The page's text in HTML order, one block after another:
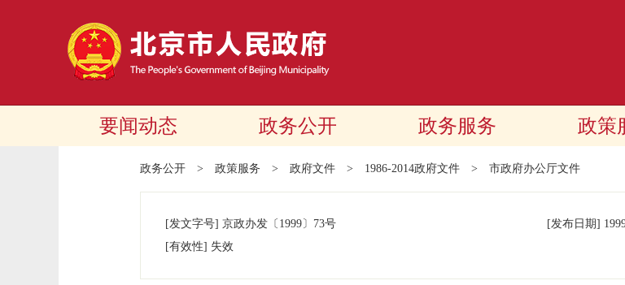
要闻动态 政务公开 政务服务 政策
政务公开 > 政策服务 > 政府文件 > 1986-2014政府文件 > 市政府办公厅文件
[发文字号] 京政办发 〔1999〕 73号 [发布日期]
[有效性] 失效